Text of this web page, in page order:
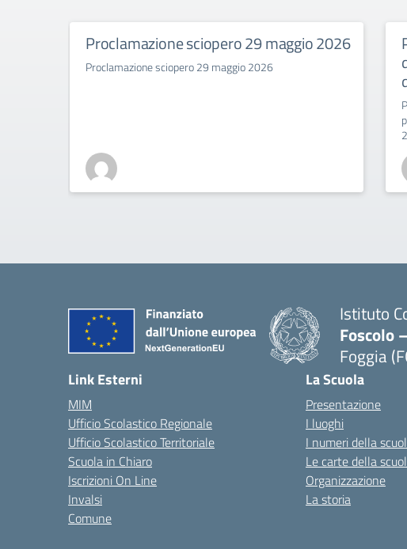
Proclamazione sciopero 29 maggio 2026
Proclamazione sciopero 29 maggio 2026
Istituto
Foscolo
Foggia
— Visita
Link Esterni
MIM
Ufficio Scolastico Regionale
Ufficio Scolastico Territoriale
Scuola in Chiaro
Iscrizioni On Line
Invalsi
Comune
La Scuola
Presentazione
I luoghi
I numeri della
Le carte della
Organizzazione
La storia